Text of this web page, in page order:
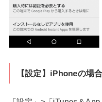
【設定】iPhoneの場合